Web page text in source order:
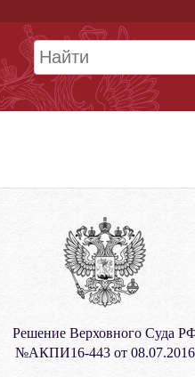
Решение Верховного Суда
№АКПИ16-443 от 08.07.2016